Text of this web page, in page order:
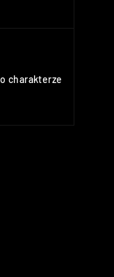
charakterze